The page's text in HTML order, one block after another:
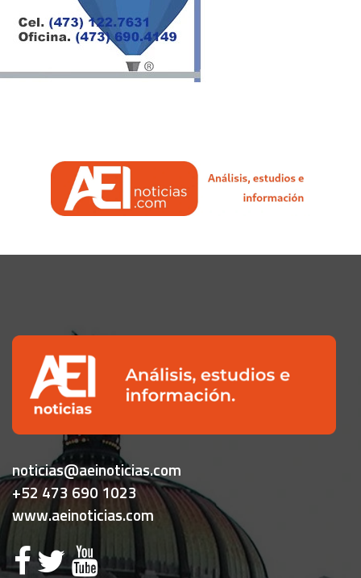
noticias@aeinoticias.com
+52 473 690 1023
www.aeinoticias.com